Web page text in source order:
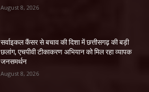
August 8, 2026
सर्वाइकल कैंसर से बचाव की दिशा में छत्तीसगढ़ की बड़ी
छलांग, एचपीवी टीकाकरण अभियान को मिल रहा व्यापक
जनसमर्थन
August 8, 2026